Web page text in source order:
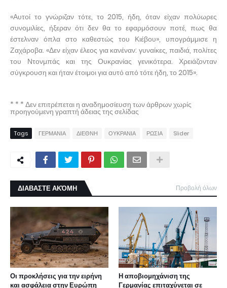
«Αυτοί το γνώριζαν τότε, το 2015, ήδη, όταν είχαν πολύωρες
συνομιλίες, ήξεραν ότι δεν θα το εφαρμόσουν ποτέ, πως θα
έστελναν όπλα στο καθεστώς του Κιέβου», υπογράμμισε η
Ζαχάροβα. «Δεν είχαν έλεος για κανέναν: γυναίκες, παιδιά, πολίτες
του Ντονμπάς και της Ουκρανίας γενικότερα. Χρειάζονταν
σύγκρουση και ήταν έτοιμοι για αυτό από τότε ήδη, το 2015».
* * * Δεν επιτρέπεται η αναδημοσίευση των άρθρων χωρίς
προηγούμενη γραπτή άδειας της σελίδας
Tags ΓΕΡΜΑΝΙΑ ΔΙΕΘΝΗ ΟΥΚΡΑΝΙΑ ΡΩΣΙΑ Slider
ΔΙΑΒΑΣΤΕ ΑΚΌΜΗ Προβολή όλων
Οι προκλήσεις για την ειρήνη
και ασφάλεια στην Ευρώπη
Η αποβιομηχάνιση της
Γερμανίας επιταχύνεται σε